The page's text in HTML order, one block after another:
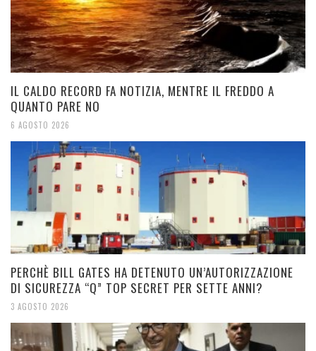
IL CALDO RECORD FA NOTIZIA, MENTRE IL FREDDO A
QUANTO PARE NO
6 AGOSTO 2026
PERCHÈ BILL GATES HA DETENUTO UN’AUTORIZZAZIONE
DI SICUREZZA “Q” TOP SECRET PER SETTE ANNI?
3 AGOSTO 2026